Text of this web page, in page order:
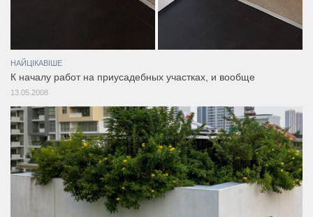
НАЙЦІКАВІШЕ
К началу работ на приусадебных участках, и вообще
13.05.2008